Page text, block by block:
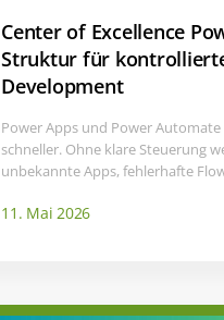
Center of Excellence
Struktur für
Development
Power Apps und Power
schneller. Ohne klare Steuerung
unbekannte Apps, fehlerhafte
11. Mai 2026